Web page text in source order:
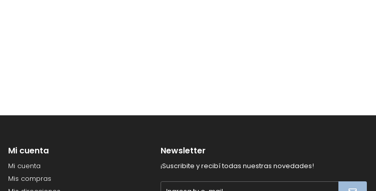
Mi cuenta
Mi cuenta
Mis compras
Newsletter
¡Suscribite y recibí todas nuestras novedades!